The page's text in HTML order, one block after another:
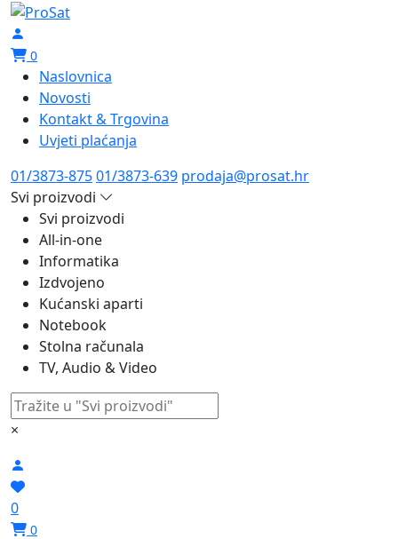
0
Naslovnica
Novosti
Kontakt & Trgovina
Uvjeti plaćanja
01/3873-87501/3873-639 prodaja@prosat.hr
Svi proizvodi
Svi proizvodi
All-in-one
Informatika
Izdvojeno
Kućanski aparti
Notebook
Stolna računala
TV, Audio & Video
×
0
0